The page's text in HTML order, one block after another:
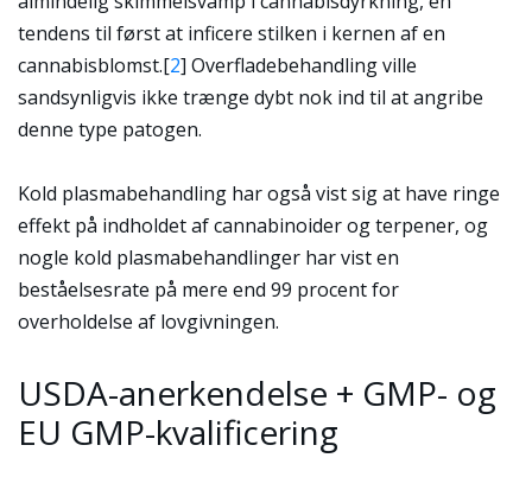
tendens til først at inficere stilken i kernen af en
cannabisblomst.[2] Overfladebehandling ville
sandsynligvis ikke trænge dybt nok ind til at angribe
denne type patogen.
Kold plasmabehandling har også vist sig at have ringe
effekt på indholdet af cannabinoider og terpener, og
nogle kold plasmabehandlinger har vist en
beståelsesrate på mere end 99 procent for
overholdelse af lovgivningen.
USDA-anerkendelse + GMP- og
EU GMP-kvalificering